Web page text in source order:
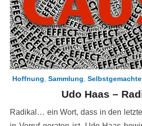
Hoffnung Sammlung
Udo Haas –
Radikal… ein Wort, dass in den